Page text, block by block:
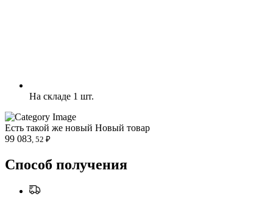
На складе 1 шт.
Есть такой же новый Новый товар
99 083, 52 ₽
Способ получения